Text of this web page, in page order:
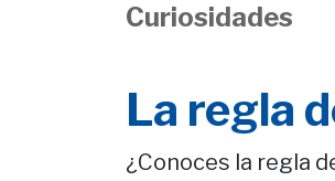
Curiosidades
La regla
¿Conoces la regla